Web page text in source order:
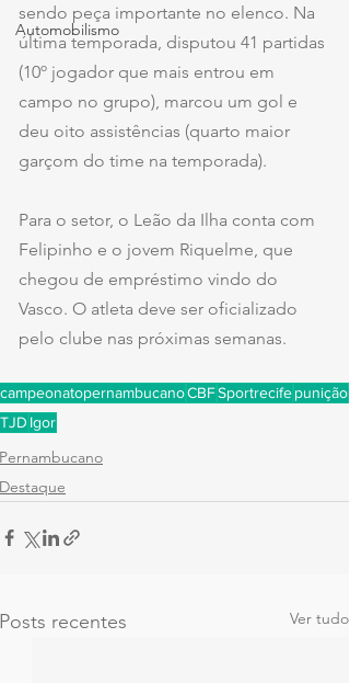
Automobilismo
sendo peça importante no elenco. Na
última temporada, disputou 41 partidas
(10º jogador que mais entrou em
campo no grupo), marcou um gol e
deu oito assistências (quarto maior
garçom do time na temporada).
Para o setor, o Leão da Ilha conta com
Felipinho e o jovem Riquelme, que
chegou de empréstimo vindo do
Vasco. O atleta deve ser oficializado
pelo clube nas próximas semanas.
campeonatopernambucanoCBFSportrecifepunição
TJD Igor
Pernambucano
Destaque
Posts recentes Ver tudo